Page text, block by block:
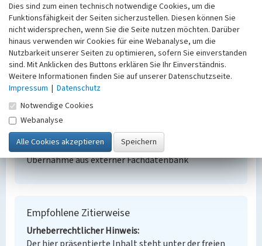
Schlagwörter
Freibad
Ort
Wittichenau - Maukendorf
Alternativer Ortsname
Mucow
Fachsicht(en)
Denkmalpflege
Erfassungsmaßstab
Keine Angabe
Erfassungsmethode
Übernahme aus externer Fachdatenbank
Empfohlene Zitierweise
Urheberrechtlicher Hinweis
Dies sind zum einen technisch notwendige Cookies, um die
Funktionsfähigkeit der Seiten sicherzustellen. Diesen können Sie
nicht widersprechen, wenn Sie die Seite nutzen möchten. Darüber
hinaus verwenden wir Cookies für eine Webanalyse, um die
Nutzbarkeit unserer Seiten zu optimieren, sofern Sie einverstanden
sind. Mit Anklicken des Buttons erklären Sie Ihr Einverständnis.
Weitere Informationen finden Sie auf unserer Datenschutzseite.
Impressum | Datenschutz
Notwendige Cookies
Webanalyse